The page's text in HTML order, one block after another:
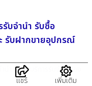
บจำนำ รับซื้อ
รับฝากขายอุปกรณ์
นํา.com บริการรับจำนำของ
แชร์ เพิ่มเติม